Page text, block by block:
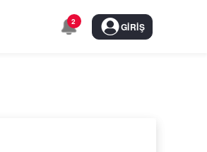
2 GIRIŞ